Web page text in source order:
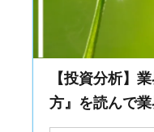
【投資分析】
方』を読んで業